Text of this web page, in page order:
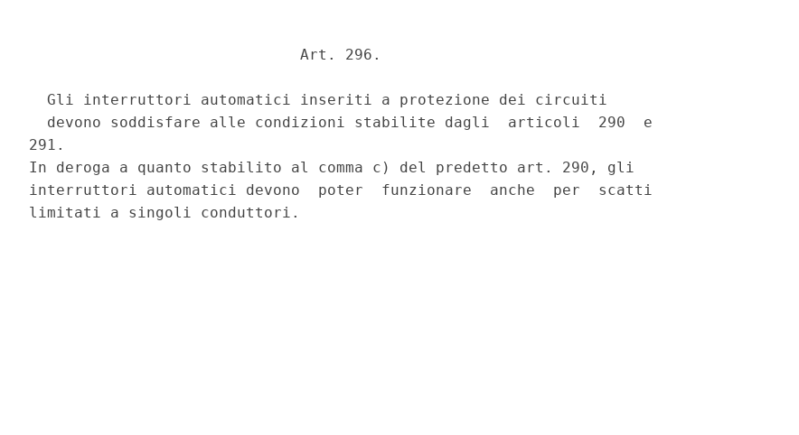
                              Art. 296.
  Gli interruttori automatici inseriti a protezione dei circuiti
  devono soddisfare alle condizioni stabilite dagli  articoli  290  e
291.
In deroga a quanto stabilito al comma c) del predetto art. 290, gli
interruttori automatici devono  poter  funzionare  anche  per  scatti